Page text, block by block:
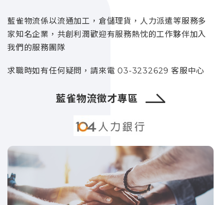
藍雀物流係以流通加工，倉儲理貨，人力派遣等服務多
家知名企業，共創利潤歡迎有服務熱忱的工作夥伴加入
我們的服務團隊
求職時如有任何疑問，請來電 03-3232629 客服中心
藍雀物流徵才專區